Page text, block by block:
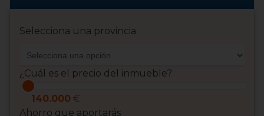
Selecciona una provincia
¿Cuál es el precio del inmueble?
140.000 €
Ahorro que aportarás